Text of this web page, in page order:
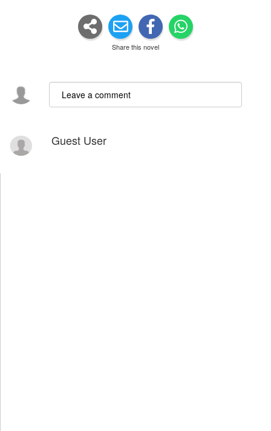
Share this novel
Guest User